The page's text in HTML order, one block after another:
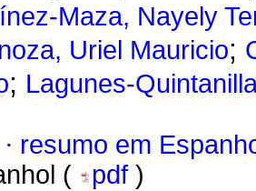
Maza, Nayely
Uriel Mauricio;
; Lagunes-
· resumo em
(
pdf )